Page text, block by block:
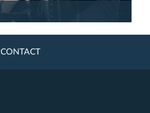
CONTACT